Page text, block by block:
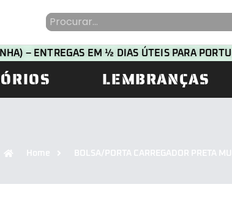
– ENTREGAS EM ½ DIAS ÚTEIS PARA
LEMBRANÇAS
Home BOLSA/PORTA CARREGADOR PRETA